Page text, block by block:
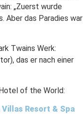
„Zuerst wurde
Aber das Paradies war
Twains Werk:
das er nach einer
of the World:
Villas Resort & Spa